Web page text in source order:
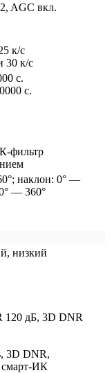
AGC вкл.
к/с
30 к/с
с.
с.
фильтр
наклон: 0° —
— 360°
низкий
дБ, 3D DNR
3D DNR,
смарт-ИК